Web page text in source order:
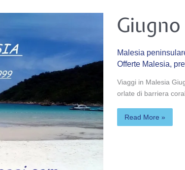
Malesia
Offerte Malesia,
Viaggi in Malesia
orlate di barriera
Giugno
in
Malesia
Read More »